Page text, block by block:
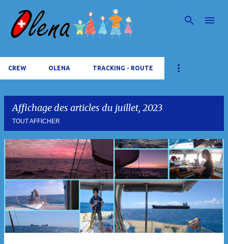
Accéder au contenu principal
CREW OLENA TRACKING - ROUTE
Affichage des articles du juillet, 2023
TOUT AFFICHER
A
c